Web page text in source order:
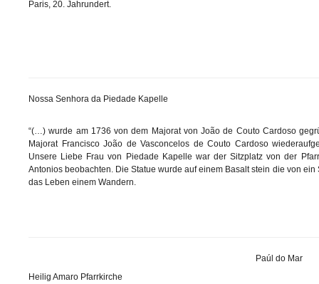
Paris, 20. Jahrundert.
Nossa Senhora da Piedade Kapelle
“(…) wurde am 1736 von dem Majorat von João de Couto Cardoso
Majorat Francisco João de Vasconcelos de Couto Cardoso
Unsere Liebe Frau von Piedade Kapelle war der Sitzplatz von der
Antonios beobachten. Die Statue wurde auf einem Basalt stein die von
das Leben einem Wandern.
Paúl do Mar
Heilig Amaro Pfarrkirche